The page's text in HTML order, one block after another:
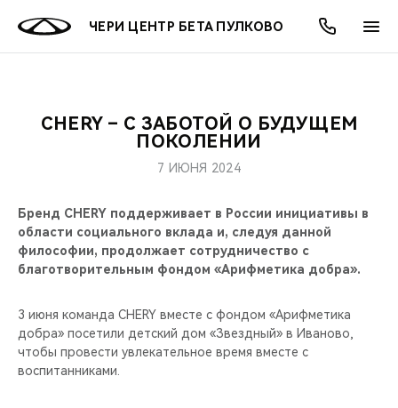
ЧЕРИ ЦЕНТР БЕТА ПУЛКОВО
МОДЕЛИ
КРОССОВЕРЫ
НОВИНКИ
ПОКУПАТЕЛЯМ
КРЕДИТ И СТРАХОВАНИЕ
ВЛАДЕЛЬЦАМ
ЗАПЧАСТИ И АКСЕССУАРЫ
ПОДДЕРЖКА
CHERY CONNECT
МИР CHERY
О БРЕНДЕ
CHERY В СОЦСЕТЯХ
ЛЮДИ CHERY
БЛАГОТВОРИТЕЛЬНОСТЬ
АКЦИИ
ОНЛАЙН СЕРВИСЫ
КРЕДИТ
О КОМПАНИИ
МЫ В СОЦСЕТЯХ
CHERY – С ЗАБОТОЙ О БУДУЩЕМ
ПОКОЛЕНИИ
7 ИЮНЯ 2024
Бренд CHERY поддерживает в России инициативы в
области социального вклада и, следуя данной
философии, продолжает сотрудничество с
благотворительным фондом «Арифметика добра».
3 июня команда CHERY вместе с фондом «Арифметика
добра» посетили детский дом «Звездный» в Иваново,
чтобы провести увлекательное время вместе с
воспитанниками.